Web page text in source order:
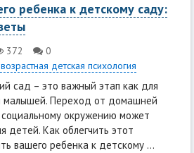
ребенка к детскому саду:
372
0
детская психология
сад – это важный этап как для
малышей. Переход от домашней
окружению может
Как облегчить этот
вашего ребенка к детскому ...